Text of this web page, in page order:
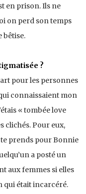
en prison. Ils ne
on perd son temps
bêtise.
?
pour les personnes
connaissaient mon
« tombée love
clichés. Pour eux,
te prends pour Bonnie
a posté un
aux femmes si elles
qui était incarcéré.